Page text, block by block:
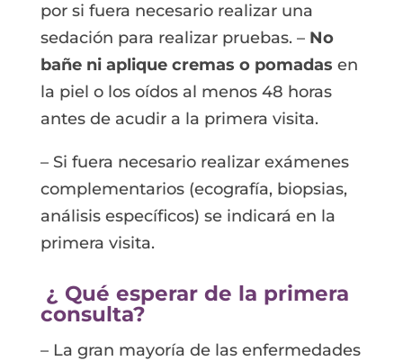
por si fuera necesario realizar una
sedación para realizar pruebas. – No
bañe ni aplique cremas o pomadas en
la piel o los oídos al menos 48 horas
antes de acudir a la primera visita.
– Si fuera necesario realizar exámenes
complementarios (ecografía, biopsias,
análisis específicos) se indicará en la
primera visita.
¿ Qué esperar de la primera
consulta?
– La gran mayoría de las enfermedades